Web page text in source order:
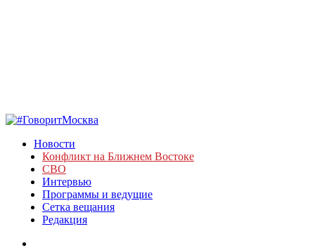
Новости
Конфликт на Ближнем Востоке
СВО
Интервью
Программы и ведущие
Сетка вещания
Редакция